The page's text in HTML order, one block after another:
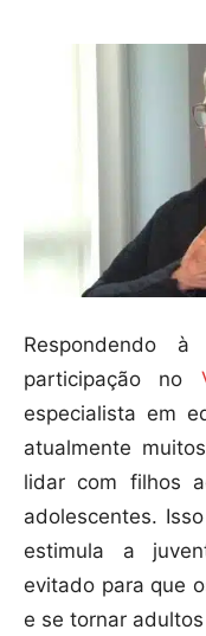
Respondendo
participação no
especialista em
atualmente
lidar com filhos
adolescentes.
estimula a
evitado para que
e se tornar